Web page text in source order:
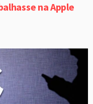
na Apple